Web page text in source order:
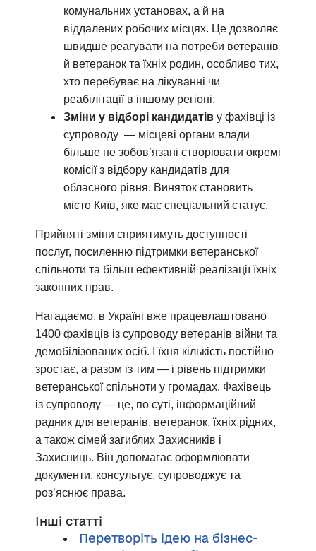
комунальних установах, а й на
віддалених робочих місцях. Це дозволяє
швидше реагувати на потреби ветеранів
й ветеранок та їхніх родин, особливо тих,
хто перебуває на лікуванні чи
реабілітації в іншому регіоні.
Зміни у відборі кандидатів у фахівці із
супроводу — місцеві органи влади
більше не зобов’язані створювати окремі
комісії з відбору кандидатів для
обласного рівня. Виняток становить
місто Київ, яке має спеціальний статус.
Прийняті зміни сприятимуть доступності
послуг, посиленню підтримки ветеранської
спільноти та більш ефективній реалізації їхніх
законних прав.
Нагадаємо, в Україні вже працевлаштовано
1400 фахівців із супроводу ветеранів війни та
демобілізованих осіб. І їхня кількість постійно
зростає, а разом із тим — і рівень підтримки
ветеранської спільноти у громадах. Фахівець
із супроводу — це, по суті, інформаційний
радник для ветеранів, ветеранок, їхніх рідних,
а також сімей загиблих Захисників і
Захисниць. Він допомагає оформлювати
документи, консультує, супроводжує та
роз’яснює права.
Інші статті
Перетворіть ідею на бізнес-